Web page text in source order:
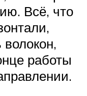
Всё, что
волокон,
работы